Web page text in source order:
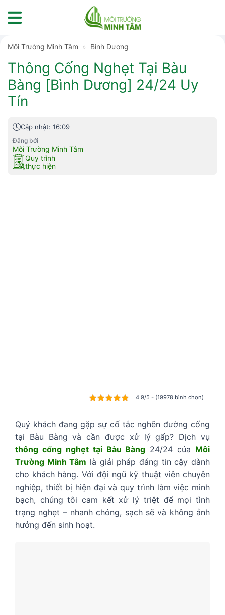
to
Môi Trường Minh Tâm » Bình Dương
Thông Cống Nghẹt Tại Bàu
Bàng [Bình Dương] 24/24 Uy
Tín
Cập nhật: 16:09
Đăng bởi
Môi Trường Minh Tâm
Quy trình
thực hiện
4.9/5 - (19978 bình chọn)
Quý khách đang gặp sự cố tắc nghẽn đường cống
tại Bàu Bàng và cần được xử lý gấp? Dịch vụ
thông cống nghẹt tại Bàu Bàng 24/24 của Môi
Trường Minh Tâm là giải pháp đáng tin cậy dành
cho khách hàng. Với đội ngũ kỹ thuật viên chuyên
nghiệp, thiết bị hiện đại và quy trình làm việc minh
bạch, chúng tôi cam kết xử lý triệt để mọi tình
trạng nghẹt – nhanh chóng, sạch sẽ và không ảnh
hưởng đến sinh hoạt.